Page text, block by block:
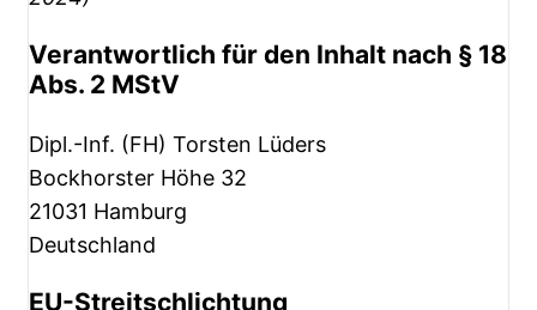
Verantwortlich für den Inhalt nach § 18
Abs. 2 MStV
Dipl.-Inf. (FH) Torsten Lüders
Bockhorster Höhe 32
21031 Hamburg
Deutschland
EU-Streitschlichtung